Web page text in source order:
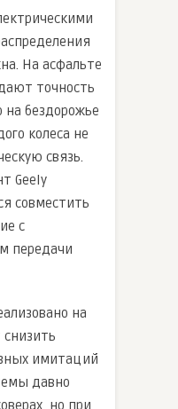
На асфальте
точность
на бездорожье
колеса не
связь.
Geely
совместить
с
передачи
на
имитаций
давно
но при